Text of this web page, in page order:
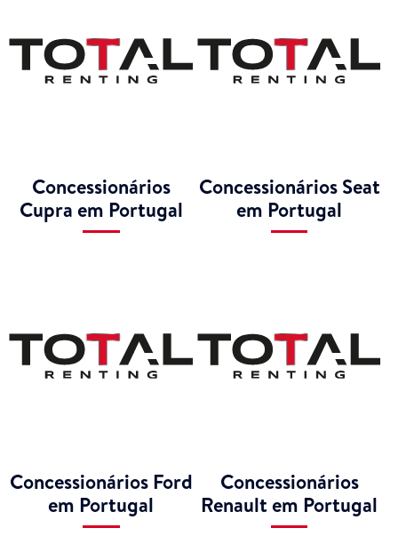
Concessionários
Cupra em Portugal
Concessionários Seat
em Portugal
Concessionários Ford
em Portugal
Concessionários
Renault em Portugal